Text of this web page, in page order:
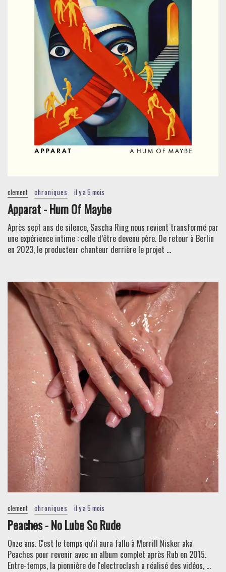
clement chroniques il y a 5 mois
Apparat - Hum Of Maybe
Après sept ans de silence, Sascha Ring nous revient transformé par
une expérience intime : celle d’être devenu père. De retour à Berlin
en 2023, le producteur chanteur derrière le projet ...
clement chroniques il y a 5 mois
Peaches - No Lube So Rude
Onze ans. C'est le temps qu'il aura fallu à Merrill Nisker aka
Peaches pour revenir avec un album complet après Rub en 2015.
Entre-temps, la pionnière de l'electroclash a réalisé des vidéos, ...